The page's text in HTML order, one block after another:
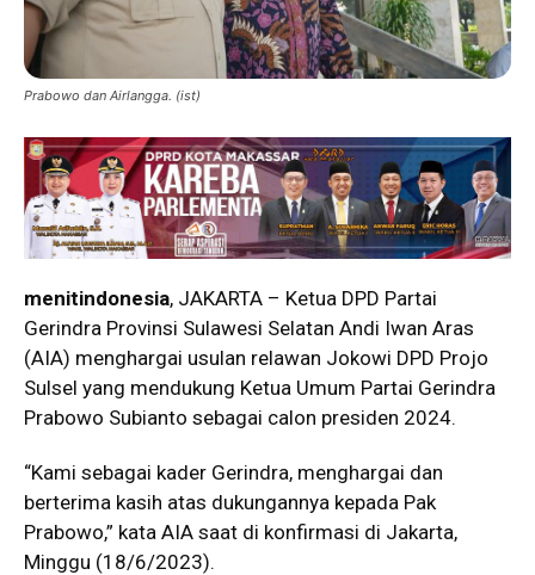
Prabowo dan Airlangga. (ist)
menitindonesia, JAKARTA – Ketua DPD Partai
Gerindra Provinsi Sulawesi Selatan Andi Iwan Aras
(AIA) menghargai usulan relawan Jokowi DPD Projo
Sulsel yang mendukung Ketua Umum Partai Gerindra
Prabowo Subianto sebagai calon presiden 2024.
“Kami sebagai kader Gerindra, menghargai dan
berterima kasih atas dukungannya kepada Pak
Prabowo,” kata AIA saat di konfirmasi di Jakarta,
Minggu (18/6/2023).